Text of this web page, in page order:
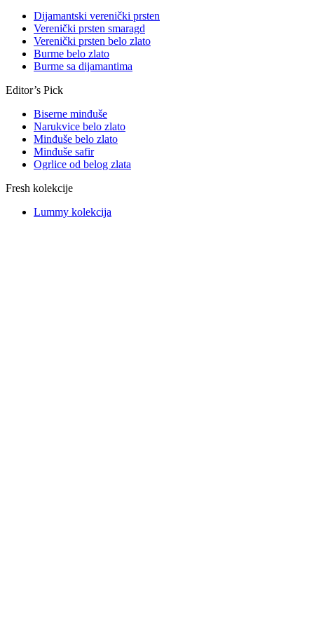
Dijamantski verenički prsten
Verenički prsten smaragd
Verenički prsten belo zlato
Burme belo zlato
Burme sa dijamantima
Editor’s Pick
Biserne minđuše
Narukvice belo zlato
Minđuše belo zlato
Minđuše safir
Ogrlice od belog zlata
Fresh kolekcije
Lummy kolekcija